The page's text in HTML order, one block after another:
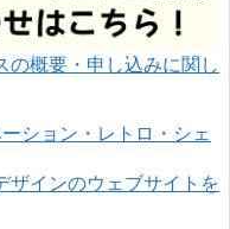
の概要・申し込みに関し
ザインのウェブサイトを